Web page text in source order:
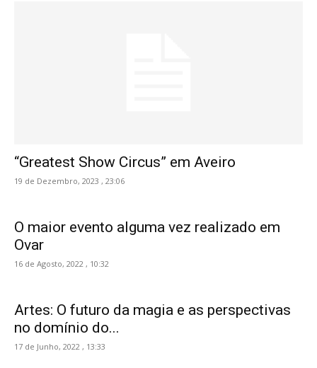
“Greatest Show Circus” em Aveiro
19 de Dezembro, 2023 , 23:06
O maior evento alguma vez realizado em
Ovar
16 de Agosto, 2022 , 10:32
Artes: O futuro da magia e as perspectivas
no domínio do...
17 de Junho, 2022 , 13:33